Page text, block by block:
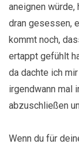
aneignen würde,
dran gesessen,
kommt noch,
ertappt gefühlt
da dachte ich
irgendwann mal
abzuschließen
Wenn du für